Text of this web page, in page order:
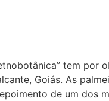
tem
Goiás. As
de um dos